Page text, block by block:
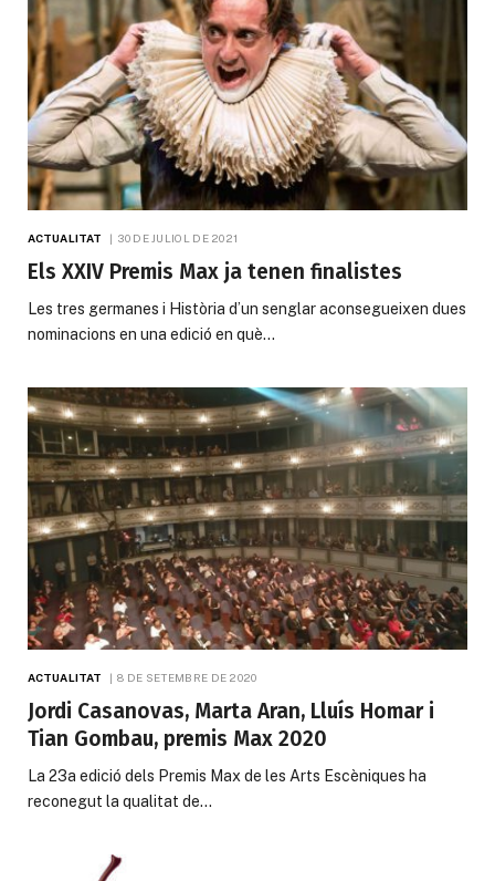
ACTUALITAT 30 DE JULIOL DE 2021
Els XXIV Premis Max ja tenen finalistes
Les tres germanes i Història d’un senglar aconsegueixen dues
nominacions en una edició en què…
ACTUALITAT 8 DE SETEMBRE DE 2020
Jordi Casanovas, Marta Aran, Lluís Homar i
Tian Gombau, premis Max 2020
La 23a edició dels Premis Max de les Arts Escèniques ha
reconegut la qualitat de…